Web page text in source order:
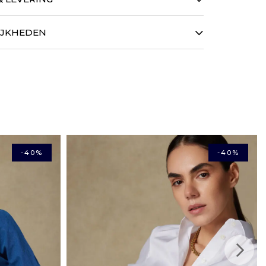
door een verzending binnen 48 uur van uw bestelling
wordt vervolgens precies door de vervoerder
(vasteland): € 4,50
Frankrijk (vasteland): € 10,50
in Europees Frankrijk: € 16,04
vanaf € 6,33
in het Schengengebied: € 12,65
vanaf € 19,23
€ 35,11
€150 met
-40% -40%